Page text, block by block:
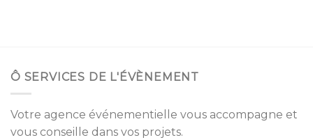
Ô SERVICES DE L'ÉVÈNEMENT
Votre agence événementielle vous accompagne et
vous conseille dans vos projets.